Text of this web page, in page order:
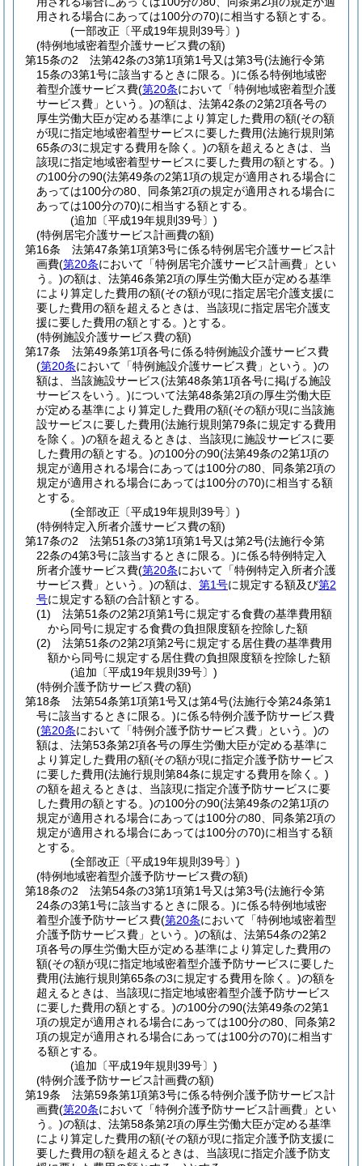
用される場合にあっては100分の70)に相当する額とする。
(一部改正〔平成19年規則39号〕)
(特例地域密着型介護サービス費の額)
第15条の2
法第42条の3第1項第1号又は第3号(法施行令第
15条の3第1号に該当するときに限る。)に係る特例地域密
着型介護サービス費(第20条において「特例地域密着型介護
サービス費」という。)の額は、法第42条の2第2項各号の
厚生労働大臣が定める基準により算定した費用の額(その額
が現に指定地域密着型サービスに要した費用(法施行規則第
65条の3に規定する費用を除く。)の額を超えるときは、当
該現に指定地域密着型サービスに要した費用の額とする。)
の100分の90(法第49条の2第1項の規定が適用される場合に
あっては100分の80、同条第2項の規定が適用される場合に
あっては100分の70)に相当する額とする。
(追加〔平成19年規則39号〕)
(特例居宅介護サービス計画費の額)
第16条
法第47条第1項第3号に係る特例居宅介護サービス計
画費(第20条において「特例居宅介護サービス計画費」とい
う。)の額は、法第46条第2項の厚生労働大臣が定める基準
により算定した費用の額(その額が現に指定居宅介護支援に
要した費用の額を超えるときは、当該現に指定居宅介護支
援に要した費用の額とする。)とする。
(特例施設介護サービス費の額)
第17条
法第49条第1項各号に係る特例施設介護サービス費
(第20条において「特例施設介護サービス費」という。)の
額は、当該施設サービス(法第48条第1項各号に掲げる施設
サービスをいう。)について法第48条第2項の厚生労働大臣
が定める基準により算定した費用の額(その額が現に当該施
設サービスに要した費用(法施行規則第79条に規定する費用
を除く。)の額を超えるときは、当該現に施設サービスに要
した費用の額とする。)の100分の90(法第49条の2第1項の
規定が適用される場合にあっては100分の80、同条第2項の
規定が適用される場合にあっては100分の70)に相当する額
とする。
(全部改正〔平成19年規則39号〕)
(特例特定入所者介護サービス費の額)
第17条の2
法第51条の3第1項第1号又は第2号(法施行令第
22条の4第3号に該当するときに限る。)に係る特例特定入
所者介護サービス費(第20条において「特例特定入所者介護
サービス費」という。)の額は、 第1号に規定する額及び第2
号に規定する額の合計額とする。
(1)
法第51条の2第2項第1号に規定する食費の基準費用額
から同号に規定する食費の負担限度額を控除した額
(2)
法第51条の2第2項第2号に規定する居住費の基準費用
額から同号に規定する居住費の負担限度額を控除した額
(追加〔平成19年規則39号〕)
(特例介護予防サービス費の額)
第18条
法第54条第1項第1号又は第4号(法施行令第24条第1
号に該当するときに限る。)に係る特例介護予防サービス費
(第20条において「特例介護予防サービス費」という。)の
額は、法第53条第2項各号の厚生労働大臣が定める基準に
より算定した費用の額(その額が現に指定介護予防サービス
に要した費用(法施行規則第84条に規定する費用を除く。)
の額を超えるときは、当該現に指定介護予防サービスに要
した費用の額とする。)の100分の90(法第49条の2第1項の
規定が適用される場合にあっては100分の80、同条第2項の
規定が適用される場合にあっては100分の70)に相当する額
とする。
(全部改正〔平成19年規則39号〕)
(特例地域密着型介護予防サービス費の額)
第18条の2
法第54条の3第1項第1号又は第3号(法施行令第
24条の3第1号に該当するときに限る。)に係る特例地域密
着型介護予防サービス費(第20条において「特例地域密着型
介護予防サービス費」という。)の額は、法第54条の2第2
項各号の厚生労働大臣が定める基準により算定した費用の
額(その額が現に指定地域密着型介護予防サービスに要した
費用(法施行規則第65条の3に規定する費用を除く。)の額を
超えるときは、当該現に指定地域密着型介護予防サービス
に要した費用の額とする。)の100分の90(法第49条の2第1
項の規定が適用される場合にあっては100分の80、同条第2
項の規定が適用される場合にあっては100分の70)に相当す
る額とする。
(追加〔平成19年規則39号〕)
(特例介護予防サービス計画費の額)
第19条
法第59条第1項第3号に係る特例介護予防サービス計
画費(第20条において「特例介護予防サービス計画費」とい
う。)の額は、法第58条第2項の厚生労働大臣が定める基準
により算定した費用の額(その額が現に指定介護予防支援に
要した費用の額を超えるときは、当該現に指定介護予防支